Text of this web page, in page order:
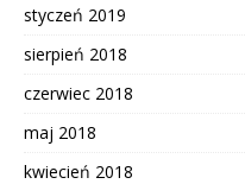
styczeń 2019
sierpień 2018
czerwiec 2018
maj 2018
kwiecień 2018